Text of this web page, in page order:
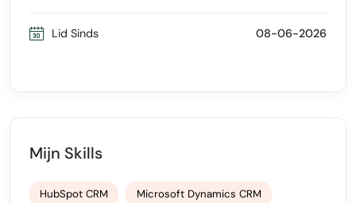
Lid Sinds 08-06-2026
Mijn Skills
HubSpot CRM Microsoft Dynamics CRM